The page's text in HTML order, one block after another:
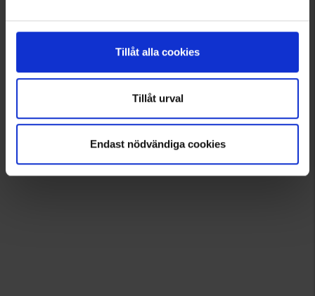
Tillåt alla cookies
Tillåt urval
Endast nödvändiga cookies